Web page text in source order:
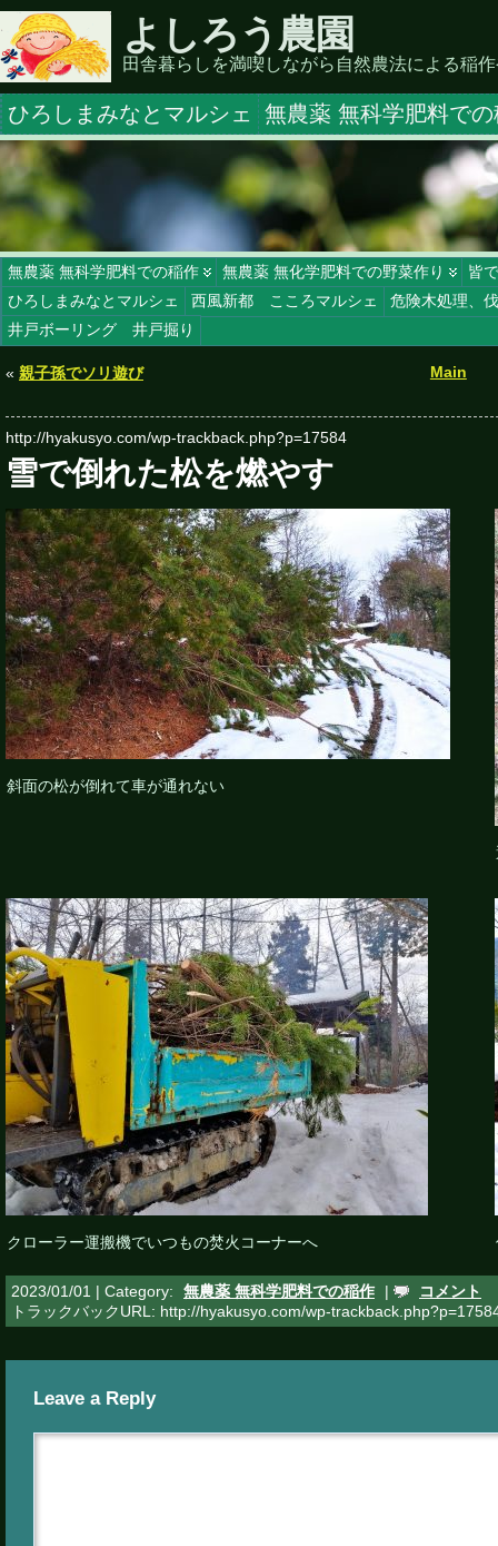
よしろう農園
田舎暮らしを満喫しながら自然農法による稲
ひろしまみなとマルシェ 無農薬 無科学肥料で
無農薬 無科学肥料での稲作 無農薬 無化学肥料での野菜作り
皆
ひろしまみなとマルシェ
西風新都 こころマルシェ
危険木処理、
井戸ボーリング 井戸掘り
« 親子孫でソリ遊び Main
http://hyakusyo.com/wp-trackback.php?p=17584
雪で倒れた松を燃やす
斜面の松が倒れて車が通れない
クローラー運搬機でいつもの焚火コーナーへ
2023/01/01 | Category: 無農薬 無科学肥料での稲作 |
コメント
トラックバックURL: http://hyakusyo.com/wp-
Leave a Reply